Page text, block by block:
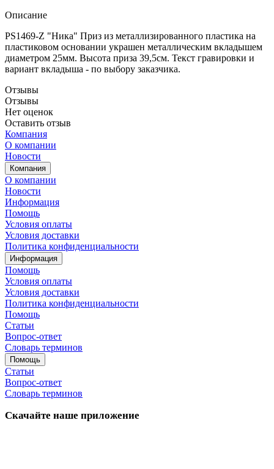
Описание
PS1469-Z "Ника" Приз из металлизированного пластика на
пластиковом основании украшен металлическим вкладышем
диаметром 25мм. Высота приза 39,5см. Текст гравировки и
вариант вкладыша - по выбору заказчика.
Отзывы
Отзывы
Нет оценок
Оставить отзыв
Компания
О компании
Новости
Компания
О компании
Новости
Информация
Помощь
Условия оплаты
Условия доставки
Политика конфиденциальности
Информация
Помощь
Условия оплаты
Условия доставки
Политика конфиденциальности
Помощь
Статьи
Вопрос-ответ
Словарь терминов
Помощь
Статьи
Вопрос-ответ
Словарь терминов
Скачайте наше приложение